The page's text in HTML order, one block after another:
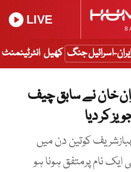
8
LIVE
ایران-اسرائیل جنگ کھیل انٹرٹینمنٹ
خان نے سابق چیف
کر دیا
کوتین دن میں
نام پرمتفق ہونا ہو